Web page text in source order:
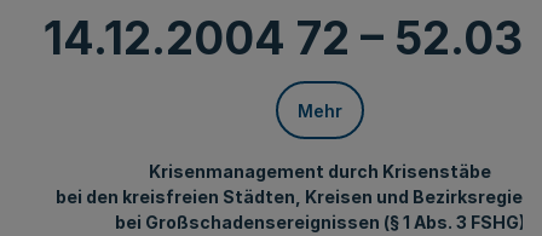
14.12.2004 72 –
Mehr
Krisenmanagement durch Krisenstäbe
bei den kreisfreien Städten, Kreisen und
bei Großschadensereignissen (§ 1 Abs. 3 FSHG)